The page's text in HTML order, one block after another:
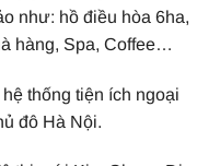
như: hồ điều hòa 6ha,
hàng, Spa, Coffee…
thống tiện ích ngoại
đô Hà Nội.